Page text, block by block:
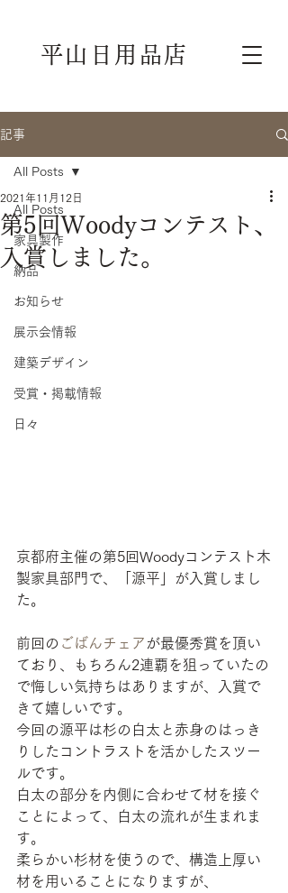
平山日用品店
記事
All Posts
家具製作
納品
お知らせ
展示会情報
建築デザイン
受賞・掲載情報
日々
All Posts
第5回Woodyコンテスト、
入賞しました。
2021年11月12日
京都府主催の第5回Woodyコンテスト木
製家具部門で、「源平」が入賞しまし
た。
前回の ごばんチェア が最優秀賞を頂い
ており、もちろん2連覇を狙っていたの
で悔しい気持ちはありますが、入賞で
きて嬉しいです。
今回の源平は杉の白太と赤身のはっき
りしたコントラストを活かしたスツー
ルです。
白太の部分を内側に合わせて材を接ぐ
ことによって、白太の流れが生まれま
す。
柔らかい杉材を使うので、構造上厚い
材を用いることになりますが、